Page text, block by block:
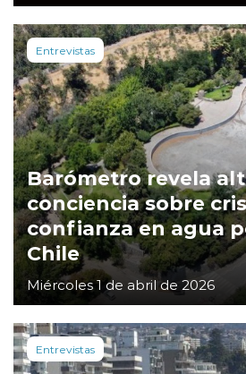
Entrevistas
Barómetro revela
conciencia sobre
confianza en agua
Chile
Miércoles 1 de abril de 2026
Entrevistas